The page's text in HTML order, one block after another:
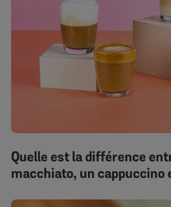
Quelle est la différence
macchiato, un cappuccino